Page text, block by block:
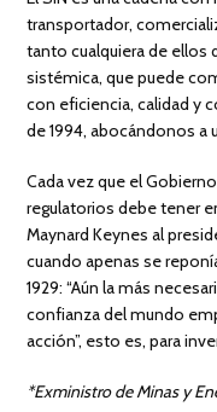
transportador,
tanto cualquiera de ellos
sistémica, que puede
con eficiencia, calidad y
de 1994, abocándonos a
Cada vez que el
regulatorios debe tener
Maynard Keynes al
cuando apenas se
1929: “Aún la más
confianza del mundo
acción”, esto es, para
*Exministro de Minas y